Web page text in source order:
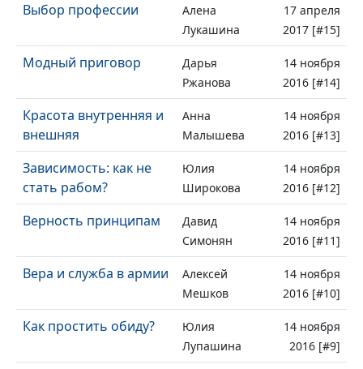
Выбор профессии
Алена
Лукашина
17 апреля
2017 [#15]
Модный приговор
Дарья
Ржанова
14 ноября
2016 [#14]
Красота внутренняя и
внешняя
Анна
Малышева
14 ноября
2016 [#13]
Зависимость: как не
стать рабом?
Юлия
Широкова
14 ноября
2016 [#12]
Верность принципам
Давид
Симонян
14 ноября
2016 [#11]
Вера и служба в армии
Алексей
Мешков
14 ноября
2016 [#10]
Как простить обиду?
Юлия
Лупашина
14 ноября
2016 [#9]